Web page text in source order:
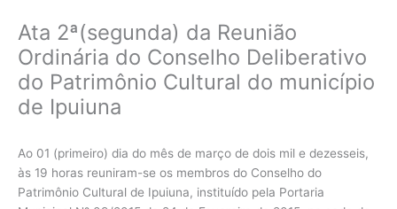
Ata 2ª(segunda) da Reunião
Ordinária do Conselho Deliberativo
do Patrimônio Cultural do município
de Ipuiuna
Ao 01 (primeiro) dia do mês de março de dois mil e dezesseis,
às 19 horas reuniram-se os membros do Conselho do
Patrimônio Cultural de Ipuiuna, instituído pela Portaria